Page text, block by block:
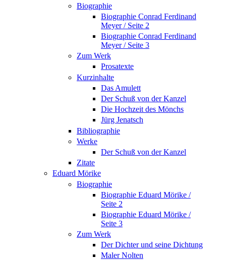
Biographie
Biographie Conrad Ferdinand
Meyer / Seite 2
Biographie Conrad Ferdinand
Meyer / Seite 3
Zum Werk
Prosatexte
Kurzinhalte
Das Amulett
Der Schuß von der Kanzel
Die Hochzeit des Mönchs
Jürg Jenatsch
Bibliographie
Werke
Der Schuß von der Kanzel
Zitate
Eduard Mörike
Biographie
Biographie Eduard Mörike /
Seite 2
Biographie Eduard Mörike /
Seite 3
Zum Werk
Der Dichter und seine Dichtung
Maler Nolten